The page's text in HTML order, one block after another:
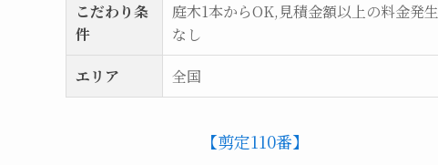
こだわり条
件
庭木1本からOK,見積金額以上の料金発生
なし
エリア
全国
【剪定110番】